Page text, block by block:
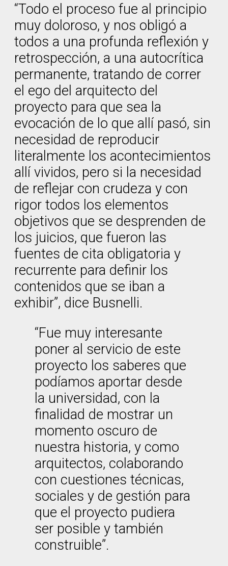
“Todo el proceso fue al principio
muy doloroso, y nos obligó a
todos a una profunda reflexión y
retrospección, a una autocrítica
permanente, tratando de correr
el ego del arquitecto del
proyecto para que sea la
evocación de lo que allí pasó, sin
necesidad de reproducir
literalmente los acontecimientos
allí vividos, pero si la necesidad
de reflejar con crudeza y con
rigor todos los elementos
objetivos que se desprenden de
los juicios, que fueron las
fuentes de cita obligatoria y
recurrente para definir los
contenidos que se iban a
exhibir”, dice Busnelli.
“Fue muy interesante
poner al servicio de este
proyecto los saberes que
podíamos aportar desde
la universidad, con la
finalidad de mostrar un
momento oscuro de
nuestra historia, y como
arquitectos, colaborando
con cuestiones técnicas,
sociales y de gestión para
que el proyecto pudiera
ser posible y también
construible”.